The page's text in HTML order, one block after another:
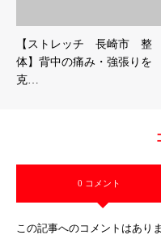
【ストレッチ 長崎市 整
体】背中の痛み・強張りを
克…
0 コメント
この記事へのコメントはありま